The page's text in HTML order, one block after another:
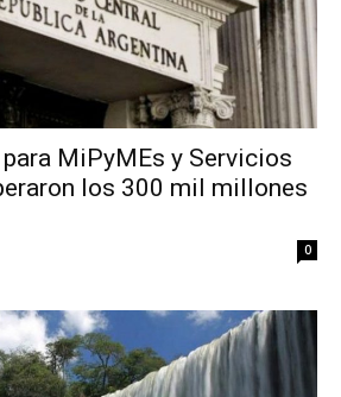
MiPyMEs y Servicios
los 300 mil millones
0